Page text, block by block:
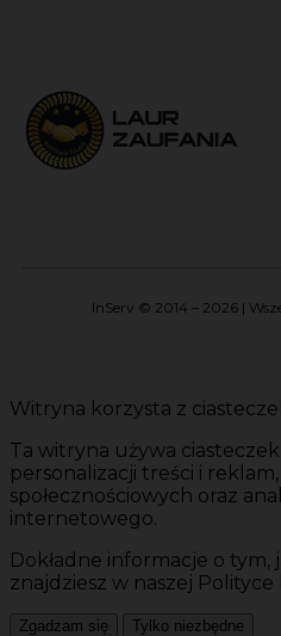
InServ © 2014 – 2026 |
Witryna korzysta z
Ta witryna używa
personalizacji treści i
społecznościowych oraz
internetowego.
Dokładne informacje o
znajdziesz w naszej Polityce
Zgadzam się Tylko niezbędne